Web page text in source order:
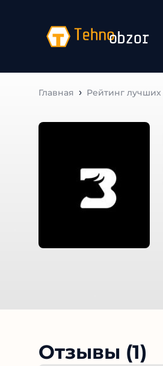
Главная Рейтинг лучших
Отзывы (1)